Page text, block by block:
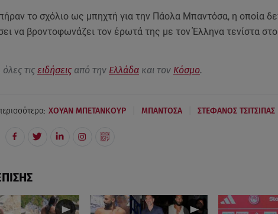
το σχόλιο ως μπηχτή για την Πάολα Μπαντόσα, η οποία
να βροντοφωνάζει τον έρωτά της με τον Έλληνα τενίστα
τις ειδήσειςαπό την Ελλάδακαι τον Κόσμο.
ΧΟΥΑΝ ΜΠΕΤΑΝΚΟΥΡ ΜΠΑΝΤΟΣΑ ΣΤΕΦΑΝΟΣ ΤΣΙΤΣΙΠΑΣ